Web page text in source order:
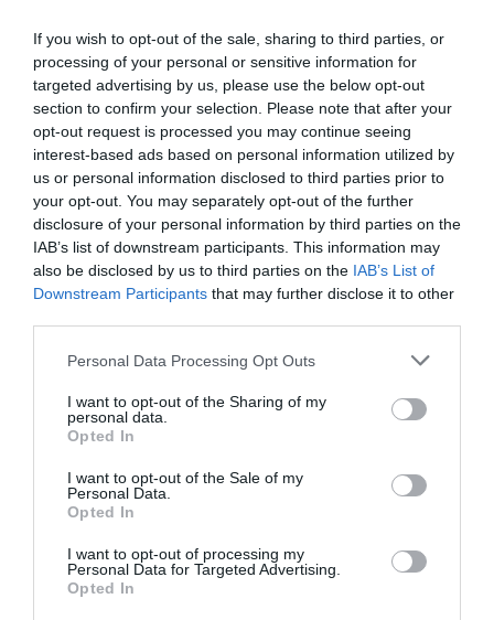
If you wish to opt-out of the sale, sharing to third parties, or
processing of your personal or sensitive information for
targeted advertising by us, please use the below opt-out
section to confirm your selection. Please note that after your
opt-out request is processed you may continue seeing
interest-based ads based on personal information utilized by
us or personal information disclosed to third parties prior to
your opt-out. You may separately opt-out of the further
disclosure of your personal information by third parties on the
IAB’s list of downstream participants. This information may
also be disclosed by us to third parties on the IAB’s List of
Downstream Participants that may further disclose it to other
Personal Data Processing Opt Outs
I want to opt-out of the Sharing of my
personal data.
Opted In
I want to opt-out of the Sale of my
Personal Data.
Opted In
I want to opt-out of processing my
Personal Data for Targeted Advertising.
Opted In